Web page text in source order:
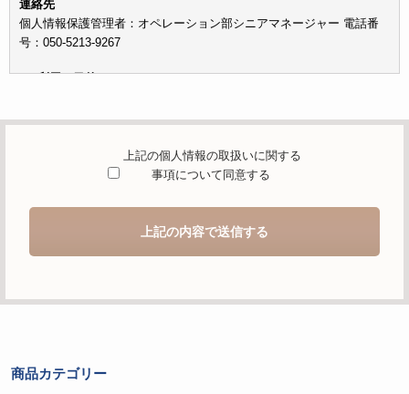
連絡先
個人情報保護管理者：オペレーション部シニアマネージャー 電話番
号：050-5213-9267
c）利用の目的
を適切に受け付け、当社が提供するサービスに関する情報を電子メー
d）個人情報を第三者に提供することが予定される場合の事項
情報を第三者に提供することはありません。
す。
的の通知・開示・内容の訂正・追加または削除・利用の停止・消去お
上記の個人情報の取扱いに関する
事項について同意する
上記の内容で送信する
商品カテゴリー